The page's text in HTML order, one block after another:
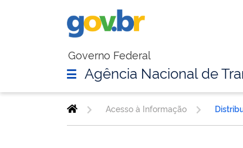
Governo Federal
Agência Nacional de
Acesso à Informação